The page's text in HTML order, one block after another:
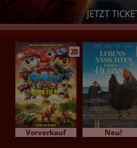
JETZT TICKETS SICHERN!
2D
Vorverkauf Neu!